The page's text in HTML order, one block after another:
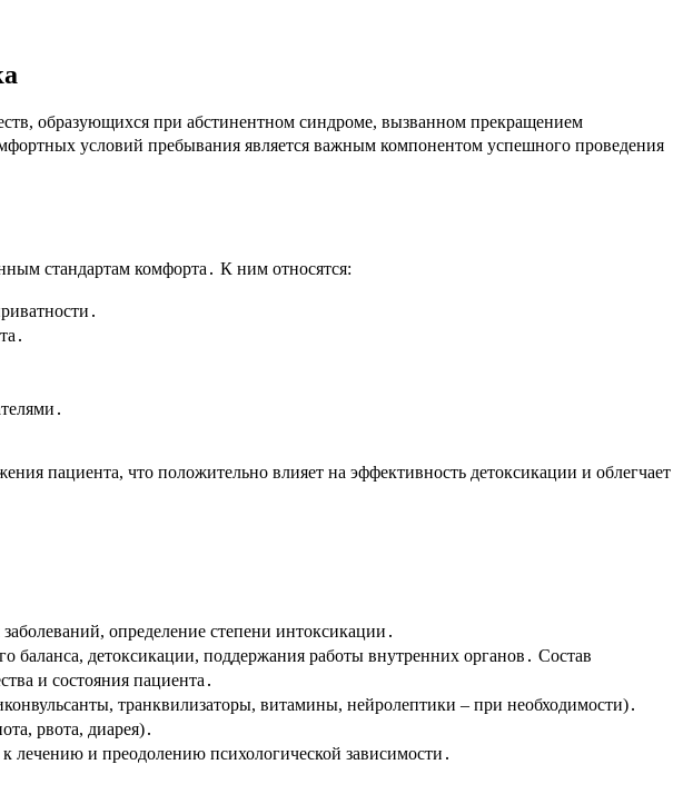
образующихся при абстинентном синдроме, вызванном прекращением
условий пребывания является важным компонентом успешного проведения
стандартам комфорта․ К ним относятся:
пациента, что положительно влияет на эффективность детоксикации и облегчает
определение степени интоксикации․
баланса, детоксикации, поддержания работы внутренних органов․ Состав
и состояния пациента․
транквилизаторы, витамины, нейролептики – при необходимости)․
рвота, диарея)․
лечению и преодолению психологической зависимости․